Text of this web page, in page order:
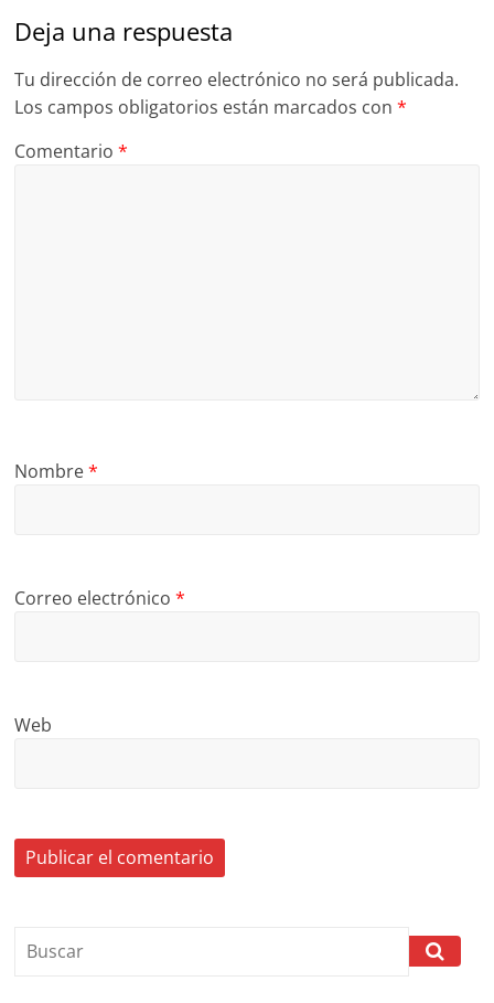
Deja una respuesta
Tu dirección de correo electrónico no será publicada.
Los campos obligatorios están marcados con*
Comentario*
Nombre*
Correo electrónico*
Web